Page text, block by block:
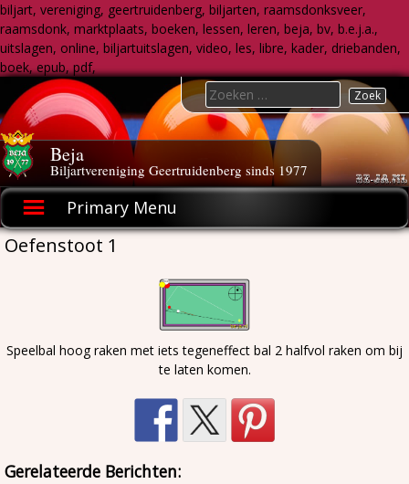
biljart, vereniging, geertruidenberg, biljarten, raamsdonksveer,
raamsdonk, marktplaats, boeken, lessen, leren, beja, bv, b.e.j.a.,
uitslagen, online, biljartuitslagen, video, les, libre, kader, driebanden,
boek, epub, pdf,
to
content
Beja
Biljartvereniging Geertruidenberg sinds 1977
Primary Menu
Search
for:
Oefenstoot 1
Speelbal hoog raken met iets tegeneffect bal 2 halfvol raken om bij
te laten komen.
Gerelateerde Berichten: